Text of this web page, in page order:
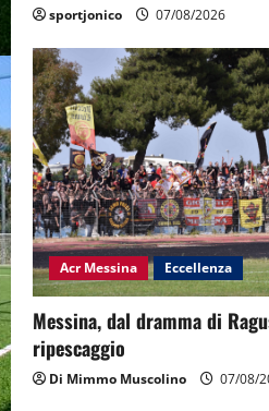
sportjonico 07/08/2026
Acr Messina Eccellenza
Messina, dal dramma di
ripescaggio
Di Mimmo Muscolino 07/08/